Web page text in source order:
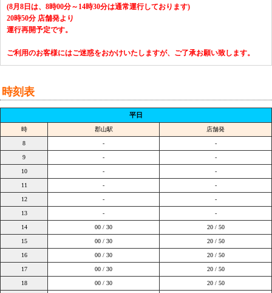
(8月8日は、8時00分～14時30分は通常運行しております)
20時50分 店舗発より
運行再開予定です。
ご利用のお客様にはご迷惑をおかけいたしますが、ご了承お願い致します。
時刻表
平日
時 郡山駅 店舗発
8 - -
9 - -
10 - -
11 - -
12 - -
13 - -
14 00 / 30 20 / 50
15 00 / 30 20 / 50
16 00 / 30 20 / 50
17 00 / 30 20 / 50
18 00 / 30 20 / 50